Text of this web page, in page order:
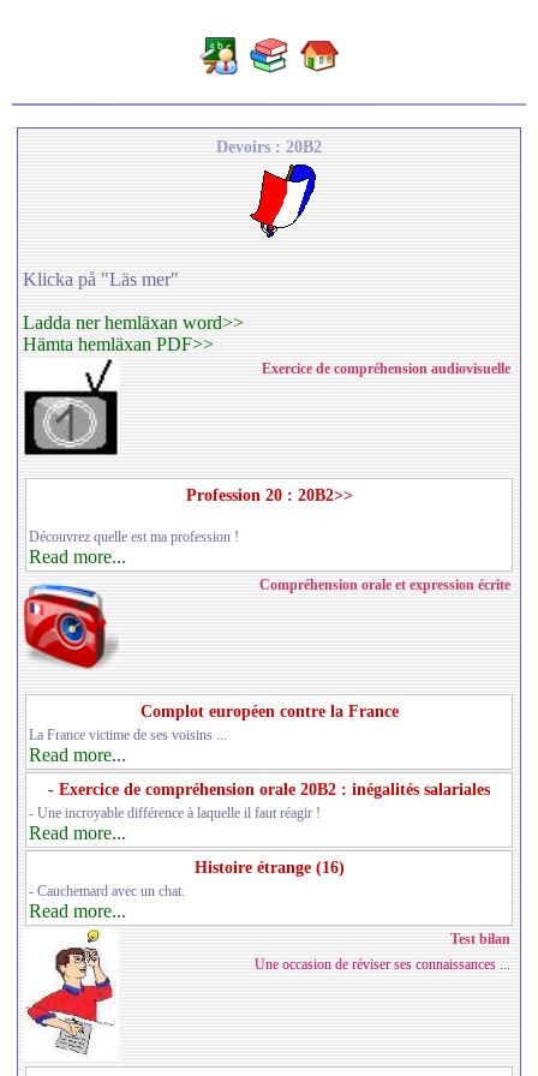
Devoirs : 20B2
Klicka på "Läs mer"
Ladda ner hemläxan word>>
Hämta hemläxan PDF>>
Exercice de compréhension audiovisuelle
Profession 20 : 20B2>>
Découvrez quelle est ma profession !
Read more...
Compréhension orale et expression écrite
Complot européen contre la France
La France victime de ses voisins ...
Read more...
- Exercice de compréhension orale 20B2 : inégalités salariales
- Une incroyable différence à laquelle il faut réagir !
Read more...
Histoire étrange (16)
- Cauchemard avec un chat.
Read more...
Test bilan
Une occasion de réviser ses connaissances ...